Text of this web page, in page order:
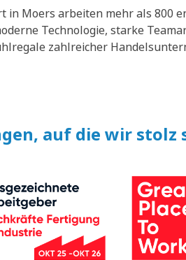
in Moers arbeiten mehr als 800
Technologie, starke
zahlreicher
auf die wir stolz